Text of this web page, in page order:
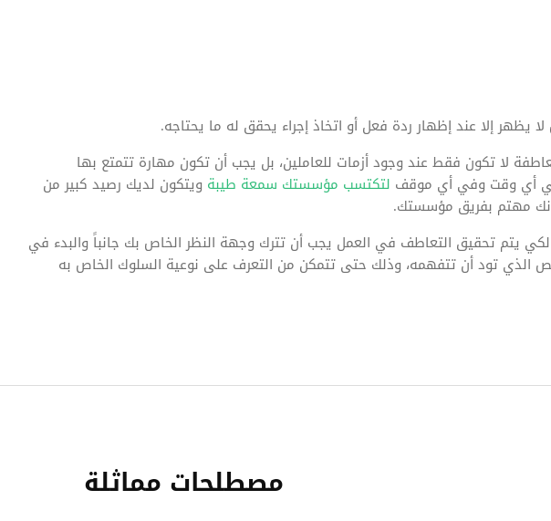
إلا عند إظهار ردة فعل أو اتخاذ إجراء يحقق له ما يحتاجه.
لا تكون فقط عند وجود أزمات للعاملين، بل يجب أن تكون مهارة تتمتع بها
أي وقت وفي أي موقف لتكتسب مؤسستك سمعة طيبة ويتكون لديك رصيد كبير من
مهتم بفريق مؤسستك.
لكي يتم تحقيق التعاطف في العمل يجب أن تترك وجهة النظر الخاص بك جانباً والبدء في
الذي تود أن تتفهمه، وذلك حتى تتمكن من التعرف على نوعية السلوك الخاص به
مصطلحات مماثلة